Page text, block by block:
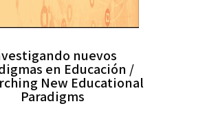
nuevos
en Educación /
New Educational
Paradigms